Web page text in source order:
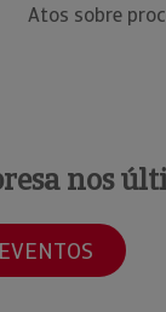
Atos sobre
nos